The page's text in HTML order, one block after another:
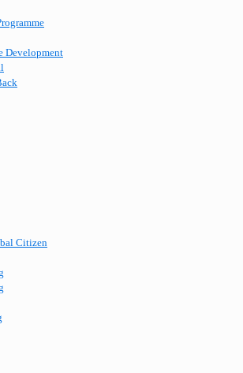
Development
Citizen